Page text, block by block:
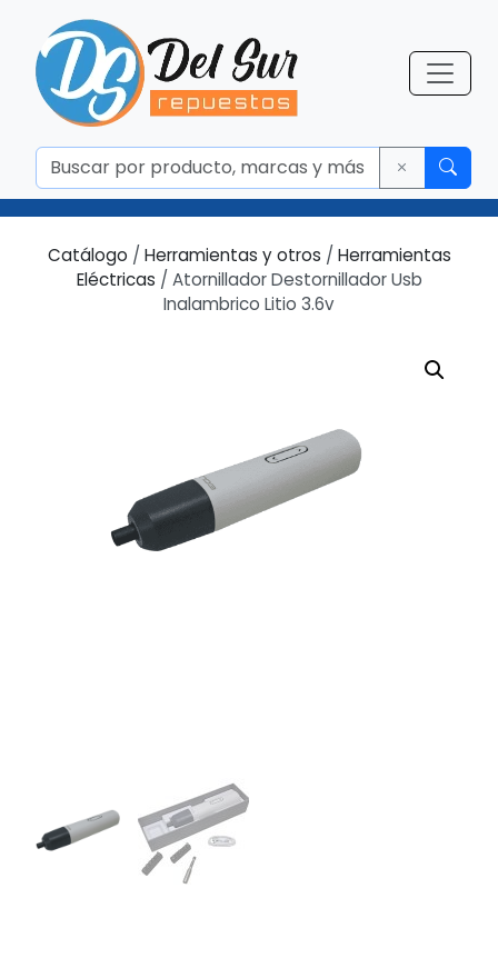
Catálogo / Herramientas y otros / Herramientas
Eléctricas / Atornillador Destornillador Usb
Inalambrico Litio 3.6v